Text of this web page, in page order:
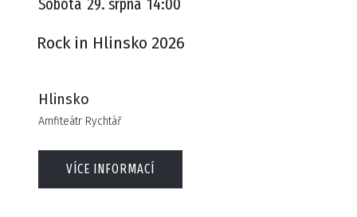
Sobota 29. srpna 14:00
Rock in Hlinsko 2026
Hlinsko
Amfiteátr Rychtář
VÍCE INFORMACÍ